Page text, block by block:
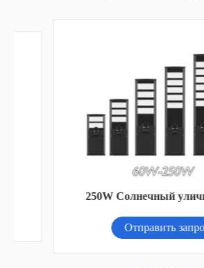
250W Солнечный
Отправить запрос